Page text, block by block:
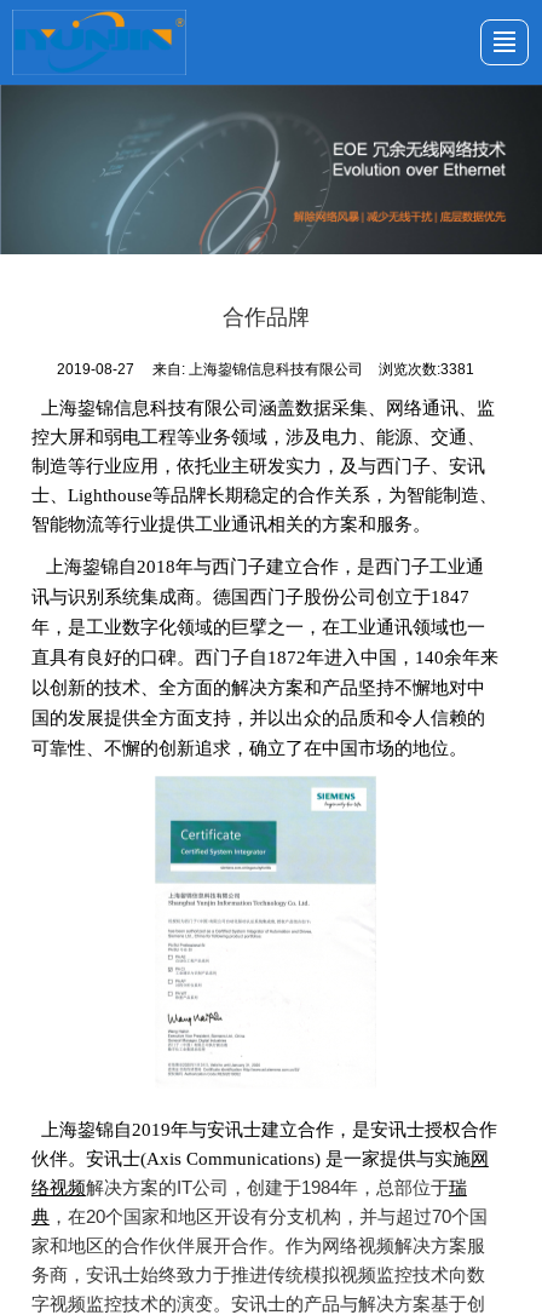
新闻与活动
合作品牌
2019-08-27 来自:上海鋆锦信息科技有限公司 浏览次数:3381
上海鋆锦信息科技有限公司涵盖数据采集、网络通讯、监
控大屏和弱电工程等业务领域，涉及电力、能源、交通、
制造等行业应用，依托业主研发实力，及与西门子、安讯
士、Lighthouse等品牌长期稳定的合作关系，为智能制造、
智能物流等行业提供工业通讯相关的方案和服务。
上海鋆锦自2018年与西门子建立合作，是西门子工业通
讯与识别系统集成商。德国西门子股份公司创立于1847
年，是工业数字化领域的巨擘之一，在工业通讯领域也一
直具有良好的口碑。西门子自1872年进入中国，140余年来
以创新的技术、全方面的解决方案和产品坚持不懈地对中
国的发展提供全方面支持，并以出众的品质和令人信赖的
可靠性、不懈的创新追求，确立了在中国市场的地位。
上海鋆锦自2019年与安讯士建立合作，是安讯士授权合作
伙伴。安讯士(Axis Communications) 是一家提供与实施网
络视频解决方案的IT公司，创建于1984年，总部位于瑞
典，在20个国家和地区开设有分支机构，并与超过70个国
家和地区的合作伙伴展开合作。作为网络视频解决方案服
务商，安讯士始终致力于推进传统模拟视频监控技术向数
字视频监控技术的演变。安讯士的产品与解决方案基于创